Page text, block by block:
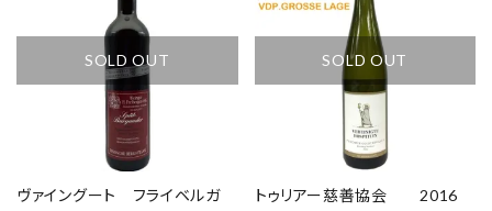
SOLD OUT
ヴァイングート フライベルガ
SOLD OUT
トゥリアー慈善協会 2016